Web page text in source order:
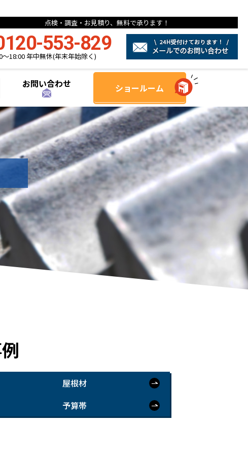
点検・調査・お見積り、無料で承ります！
553-829
～18:00 年中無休(年末年始除く)
お問い合わせ ショールーム
屋根材
予算帯